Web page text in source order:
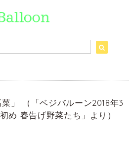
菜」 （「ベジバルーン2018年3
め 春告げ野菜たち」より）